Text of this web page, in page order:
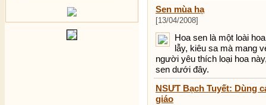
Sen mùa hạ
[13/04/2008]
Hoa sen là một loài
lẫy, kiêu sa mà mang
người yêu thích loại hoa
sen dưới đây.
NSƯT Bạch Tuyết: Dùng
giáo